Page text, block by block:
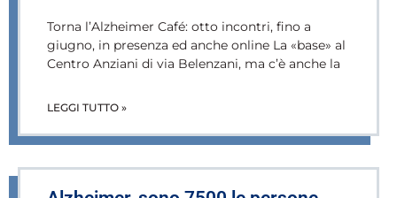
Torna l’Alzheimer Café: otto incontri, fino a
giugno, in presenza ed anche online La «base» al
Centro Anziani di via Belenzani, ma c’è anche la
LEGGI TUTTO »